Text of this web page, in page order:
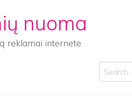
nuoma
reklamai internete
Search